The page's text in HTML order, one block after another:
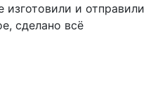
и отправили
сделано всё